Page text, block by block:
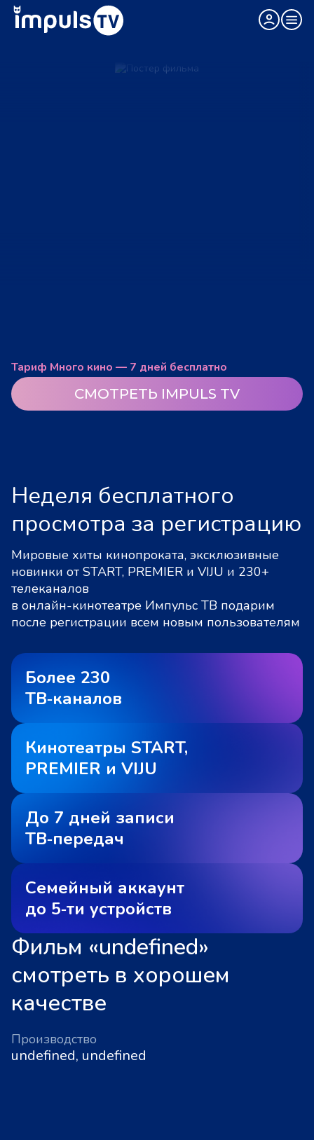
Тариф Много кино — 7 дней бесплатно
СМОТРЕТЬ IMPULS TV
Неделя бесплатного
просмотра за регистрацию
Мировые хиты кинопроката, эксклюзивные
новинки от START, PREMIER и VIJU и 230+
телеканалов
в онлайн-кинотеатре Импульс ТВ подарим
после регистрации всем новым пользователям
Более 230
ТВ‑каналов
Кинотеатры START,
PREMIER и VIJU
До 7 дней записи
ТВ‑передач
Семейный аккаунт
до 5‑ти устройств
Фильм «undefined»
смотреть в хорошем
качестве
Производство
undefined, undefined